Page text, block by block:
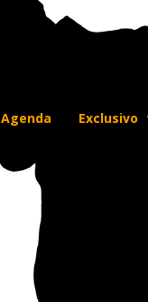
Agenda Exclusivo